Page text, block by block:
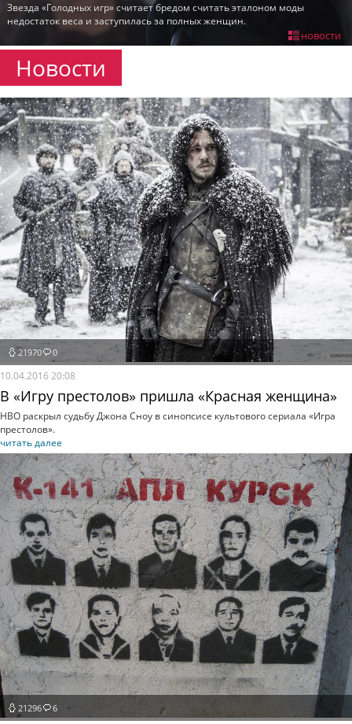
пїЅпїЅпїЅ
пїЅпїЅпїЅпїЅпїЅпїЅпїЅпїЅпїЅпїЅпїЅ
пїЅпїЅпїЅ
пїЅпїЅпїЅпїЅпїЅпїЅпїЅпїЅпїЅ
пїЅпїЅпїЅ пїЅпїЅпїЅпїЅпїЅ
пїЅпїЅпїЅ пїЅпїЅпїЅпїЅпїЅпїЅ
пїЅпїЅпїЅпїЅпїЅ
пїЅпїЅпїЅпїЅпїЅпїЅпїЅпїЅпїЅпїЅ
пїЅпїЅпїЅпїЅпїЅпїЅпїЅпїЅпїЅпїЅ
Звезда «Голодных игр» считает бредом считать эталоном моды
недостаток веса и заступилась за полных женщин.
новости
Новости
21970 0
10.04.2016 20:08
В «Игру престолов» пришла «Красная женщина»
HBO раскрыл судьбу Джона Сноу в синопсисе культового сериала «Игра
престолов».
читать далее
21296 6